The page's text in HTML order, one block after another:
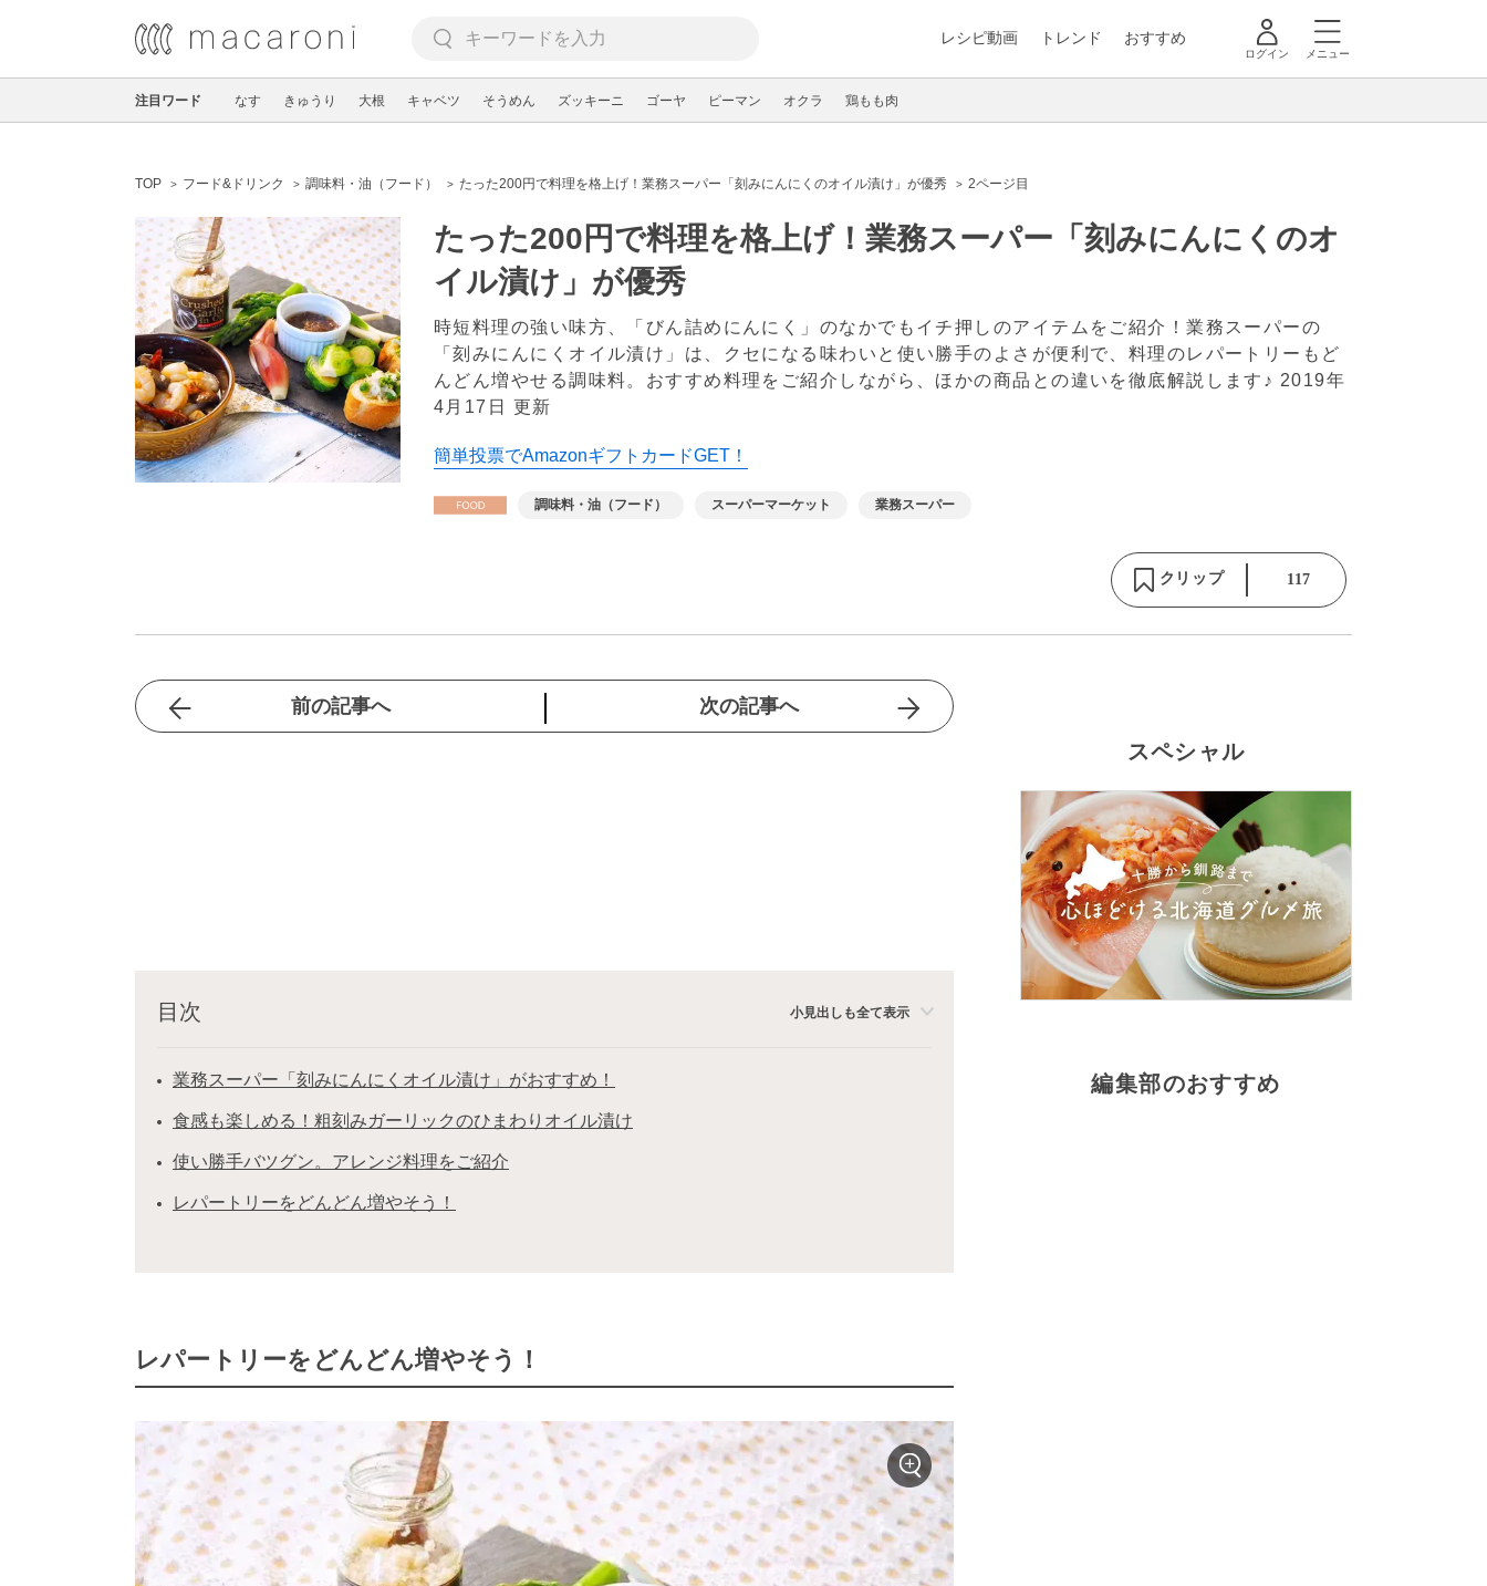
レシピ動画 トレンド おすすめ
ログイン メニュー
注目ワード なす きゅうり 大根 キャベツ そうめん ズッキーニ ゴーヤ ピーマン オクラ 鶏もも肉
TOP フード&ドリンク 調味料・油（フード） たった200円で料理を格上げ！業務スーパー「刻みにんにくのオイル漬け」が優秀 2ページ目
たった200円で料理を格上げ！業務スーパー「刻みにんにくのオ
イル漬け」が優秀
時短料理の強い味方、「びん詰めにんにく」のなかでもイチ押しのアイテムをご紹介！業務スーパーの
「刻みにんにくオイル漬け」は、クセになる味わいと使い勝手のよさが便利で、料理のレパートリーもど
んどん増やせる調味料。おすすめ料理をご紹介しながら、ほかの商品との違いを徹底解説します♪ 2019年
4月17日 更新
簡単投票でAmazonギフトカードGET！
調味料・油（フード） スーパーマーケット 業務スーパー
クリップ 117
前の記事へ 次の記事へ
目次 小見出しも全て表示
業務スーパー「刻みにんにくオイル漬け」がおすすめ！
食感も楽しめる！粗刻みガーリックのひまわりオイル漬け
使い勝手バツグン。アレンジ料理をご紹介
レパートリーをどんどん増やそう！
レパートリーをどんどん増やそう！
スペシャル
編集部のおすすめ